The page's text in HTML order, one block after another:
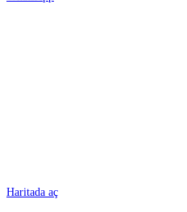
Haritada aç